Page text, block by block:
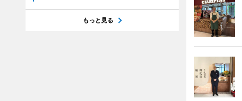
もっと見る